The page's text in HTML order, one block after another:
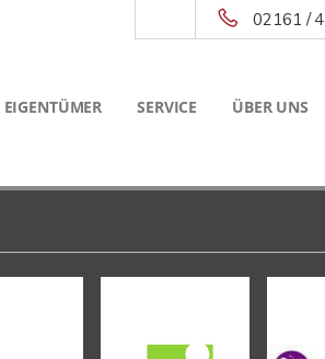
02161 /
EIGENTÜMER SERVICE ÜBER UNS